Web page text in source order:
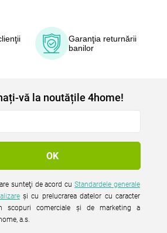
Garanţia returnării
banilor
vă la noutățile 4home!
sunteţi de acord cuStandardele generale
şi cu prelucrarea datelor cu caracter
scopuri comerciale şi de marketing a
a.s.